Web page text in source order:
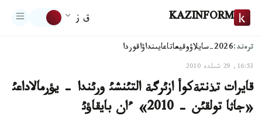
KAZINFORM ق ز
ترەند:2026-سايلاۋ وقيعاتاعايىنداۋاقوردا
16:53, 29 شىلدە 2010
قايرات تذنتةكوأ ازئرگة التئنشئ ورئندا - يؤرمالاداعئ
«جاثا تولقئن - 2010» ءان بايقاؤئ